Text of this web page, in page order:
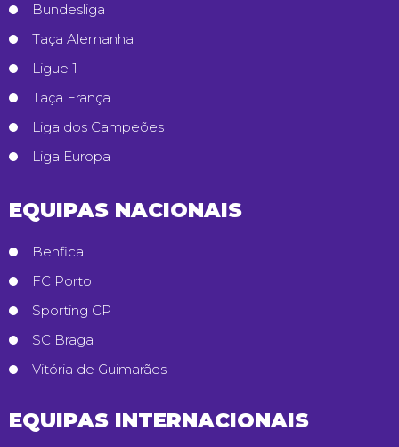
Bundesliga
Taça Alemanha
Ligue 1
Taça França
Liga dos Campeões
Liga Europa
EQUIPAS NACIONAIS
Benfica
FC Porto
Sporting CP
SC Braga
Vitória de Guimarães
EQUIPAS INTERNACIONAIS